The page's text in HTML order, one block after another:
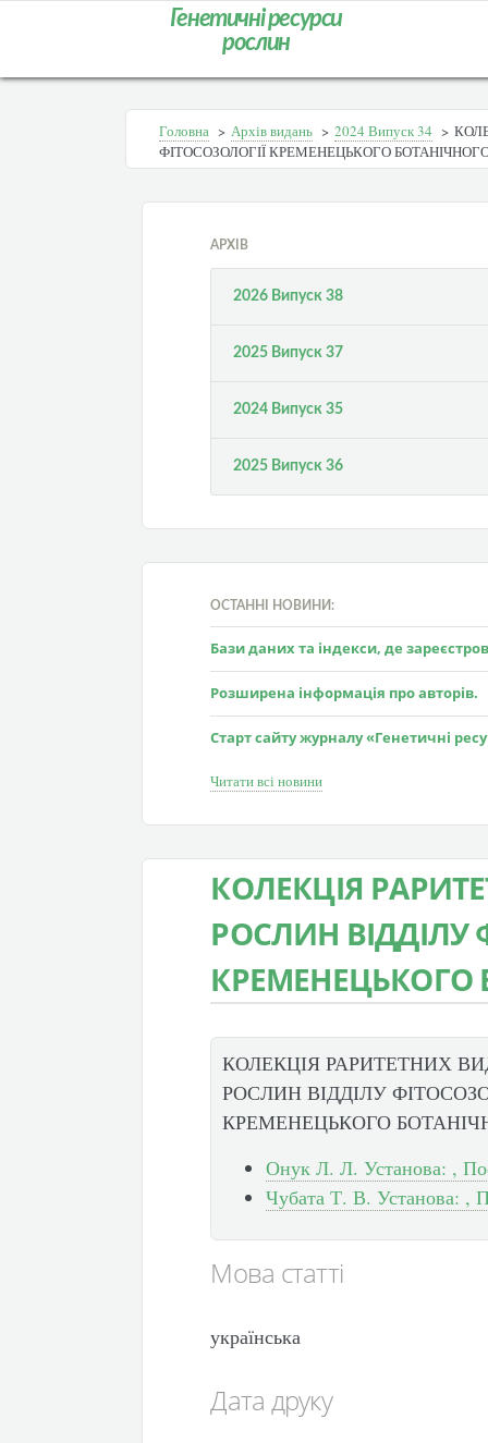
Генетичні ресурси
рослин
Головна > Архів видань > 2024 Випуск 34 >
ФІТОСОЗОЛОГІЇ КРЕМЕНЕЦЬКОГО
АРХІВ
2026 Випуск 38
2025 Випуск 37
2024 Випуск 35
2025 Випуск 36
ОСТАННІ НОВИНИ:
Бази даних та індекси, де
Розширена інформація про авторів.
Старт сайту журналу «Генетичні
Читати всі новини
КОЛЕКЦІЯ
РОСЛИН ВІДДІЛУ
КРЕМЕНЕЦЬКОГО
КОЛЕКЦІЯ РАРИТЕТНИХ
РОСЛИН ВІДДІЛУ
КРЕМЕНЕЦЬКОГО
Онук Л. Л. Установа: ,
Чубата Т. В. Установа: ,
Мова статті
українська
Дата друку